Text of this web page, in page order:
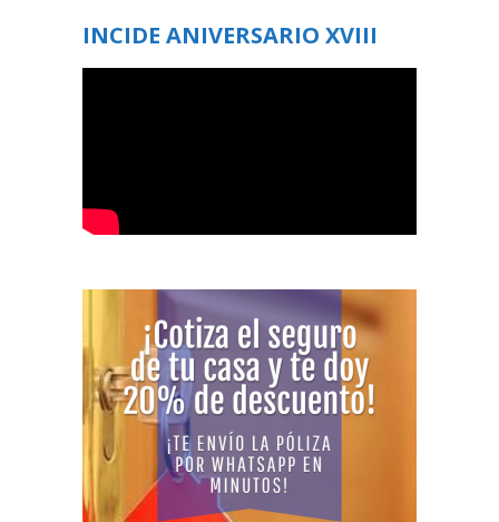
INCIDE ANIVERSARIO XVIII